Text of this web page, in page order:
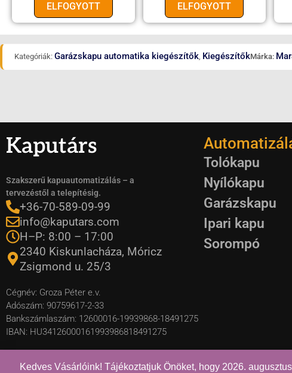
Kedves Vásárlóink! Tájékoztatjuk Önöket, hogy 2026.
ELFOGYOTT ELFOGYOTT
Kategóriák: Garázskapu automatika kiegészítők KiegészítőkMárka:
Kaputárs
Szakszerű kapuautomatizálás – a
tervezéstől a telepítésig.
+36-70-589-09-99
info@kaputars.com
H–P: 8:00 – 17:00
2340 Kiskunlacháza, Móricz
Zsigmond u. 25/3
Cégnév: Groza Péter e.v.
Adószám: 90759617-2-33
Bankszámlaszám: 12600016-19939868-18491275
IBAN: HU34126000161993986818491275
Tolókapu
Nyílókapu
Garázskapu
Ipari kapu
Sorompó